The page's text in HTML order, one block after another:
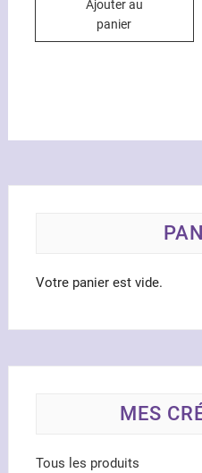
Ajouter au
panier
Votre panier est vide.
MES
Tous les produits